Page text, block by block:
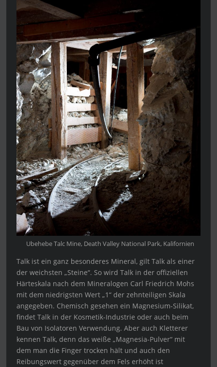
Ubehebe Talc Mine, Death Valley National Park, Kalifornien
Talk ist ein ganz besonderes Mineral, gilt Talk als einer
der weichsten „Steine“. So wird Talk in der offiziellen
Härteskala nach dem Mineralogen Carl Friedrich Mohs
mit dem niedrigsten Wert „1“ der zehnteiligen Skala
angegeben. Chemisch gesehen ein Magnesium-Silikat,
findet Talk in der Kosmetik-Industrie oder auch beim
Bau von Isolatoren Verwendung. Aber auch Kletterer
kennen Talk, denn das weiße „Magnesia-Pulver“ mit
dem man die Finger trocken hält und auch den
Reibungswert gegenüber dem Fels erhöht ist